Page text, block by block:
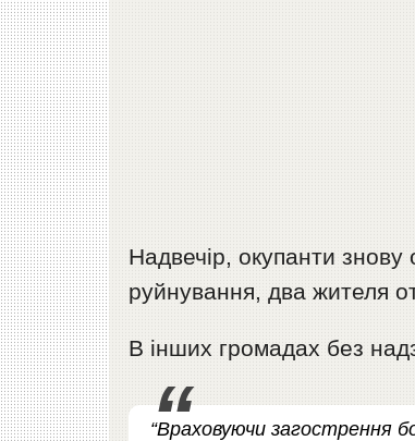
Надвечір, окупанти
руйнування, два жителя
В інших громадах без
“Враховуючи загострення